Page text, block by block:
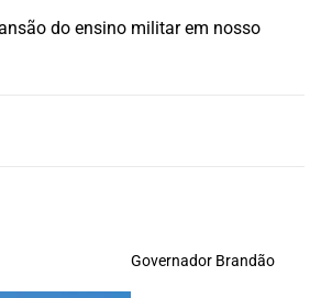
do ensino militar em nosso
Governador Brandão